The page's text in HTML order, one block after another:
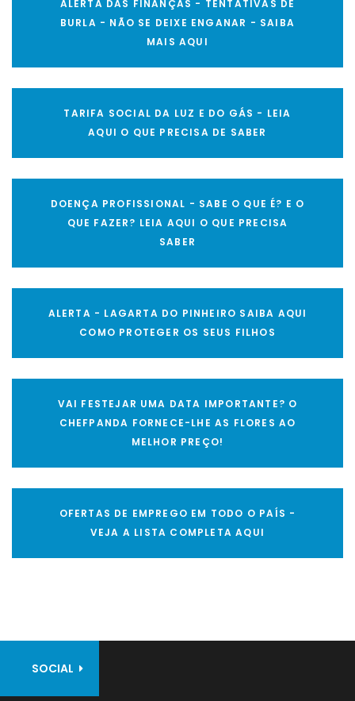
ALERTA DAS FINANÇAS - TENTATIVAS DE
BURLA - NÃO SE DEIXE ENGANAR - SAIBA
MAIS AQUI
TARIFA SOCIAL DA LUZ E DO GÁS - LEIA
AQUI O QUE PRECISA DE SABER
DOENÇA PROFISSIONAL - SABE O QUE É? E O
QUE FAZER? LEIA AQUI O QUE PRECISA
SABER
ALERTA - LAGARTA DO PINHEIRO SAIBA AQUI
COMO PROTEGER OS SEUS FILHOS
VAI FESTEJAR UMA DATA IMPORTANTE? O
CHEFPANDA FORNECE-LHE AS FLORES AO
MELHOR PREÇO!
OFERTAS DE EMPREGO EM TODO O PAÍS -
VEJA A LISTA COMPLETA AQUI
SOCIAL